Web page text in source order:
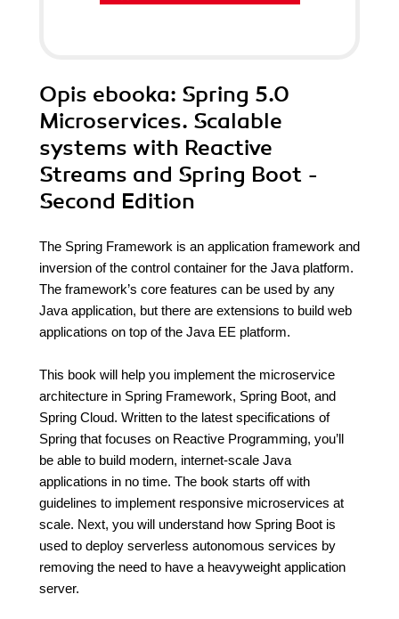
Opis ebooka: Spring 5.0
Microservices. Scalable
systems with Reactive
Streams and Spring Boot -
Second Edition
The Spring Framework is an application framework and
inversion of the control container for the Java platform.
The framework’s core features can be used by any
Java application, but there are extensions to build web
applications on top of the Java EE platform.
This book will help you implement the microservice
architecture in Spring Framework, Spring Boot, and
Spring Cloud. Written to the latest specifications of
Spring that focuses on Reactive Programming, you’ll
be able to build modern, internet-scale Java
applications in no time. The book starts off with
guidelines to implement responsive microservices at
scale. Next, you will understand how Spring Boot is
used to deploy serverless autonomous services by
removing the need to have a heavyweight application
server.